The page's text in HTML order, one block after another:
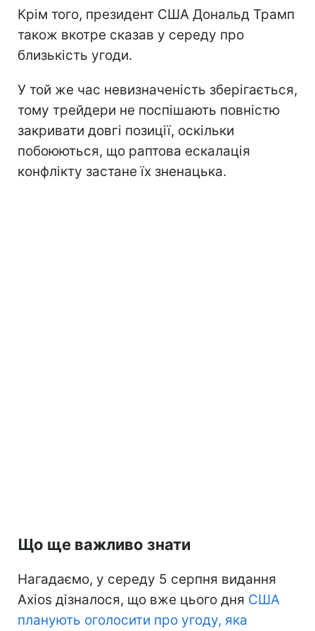
Крім того, президент США Дональд Трамп
також вкотре сказав у середу про
близькість угоди.
У той же час невизначеність зберігається,
тому трейдери не поспішають повністю
закривати довгі позиції, оскільки
побоюються, що раптова ескалація
конфлікту застане їх зненацька.
Що ще важливо знати
Нагадаємо, у середу 5 серпня видання
Axios дізналося, що вже цього дня США
планують оголосити про угоду, яка